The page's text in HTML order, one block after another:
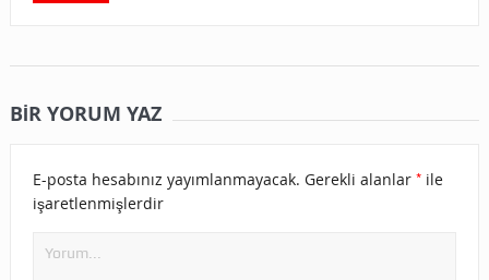
BIR YORUM YAZ
E-posta hesabınız yayımlanmayacak. Gerekli alanlar *ile
işaretlenmişlerdir